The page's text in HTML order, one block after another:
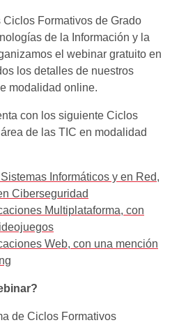
Ciclos Formativos de Grado
de la Información y la
el webinar gratuito en
los detalles de nuestros
modalidad online.
con los siguiente Ciclos
de las TIC en modalidad
Informáticos y en Red,
Ciberseguridad
Multiplataforma, con
Web, con una mención
de Ciclos Formativos